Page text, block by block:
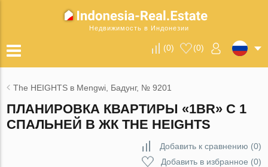
Недвижимость в Индонезии
(0) (0)
The HEIGHTS в Mengwi, Бадунг, № 9201
ПЛАНИРОВКА КВАРТИРЫ «1BR» С 1
СПАЛЬНЕЙ В ЖК THE HEIGHTS
Добавить к сравнению (0)
Добавить в избранное (0)